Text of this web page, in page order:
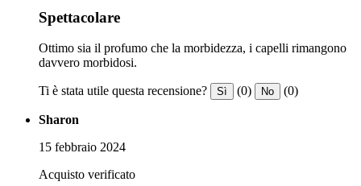
Spettacolare
Ottimo sia il profumo che la morbidezza, i capelli rimangono
davvero morbidosi.
Ti è stata utile questa recensione? Sì (0) No (0)
Sharon
15 febbraio 2024
Acquisto verificato